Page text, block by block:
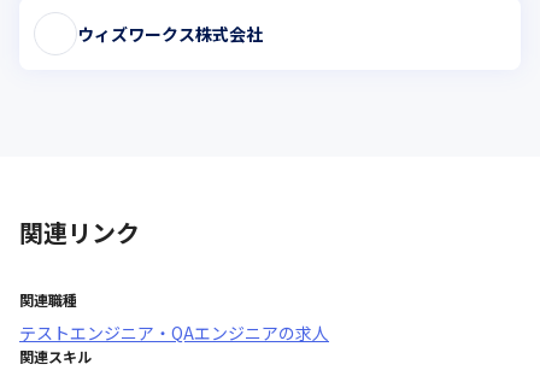
ウィズワークス株式会社
関連リンク
関連職種
テストエンジニア・QAエンジニアの求人
関連スキル